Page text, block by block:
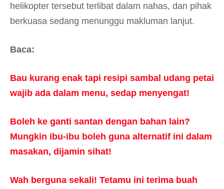
helikopter tersebut terlibat dalam nahas, dan pihak
berkuasa sedang menunggu makluman lanjut.
Baca:
Bau kurang enak tapi resipi sambal udang petai
wajib ada dalam menu, sedap menyengat!
Boleh ke ganti santan dengan bahan lain?
Mungkin ibu-ibu boleh guna alternatif ini dalam
masakan, dijamin sihat!
Wah berguna sekali! Tetamu ini terima buah